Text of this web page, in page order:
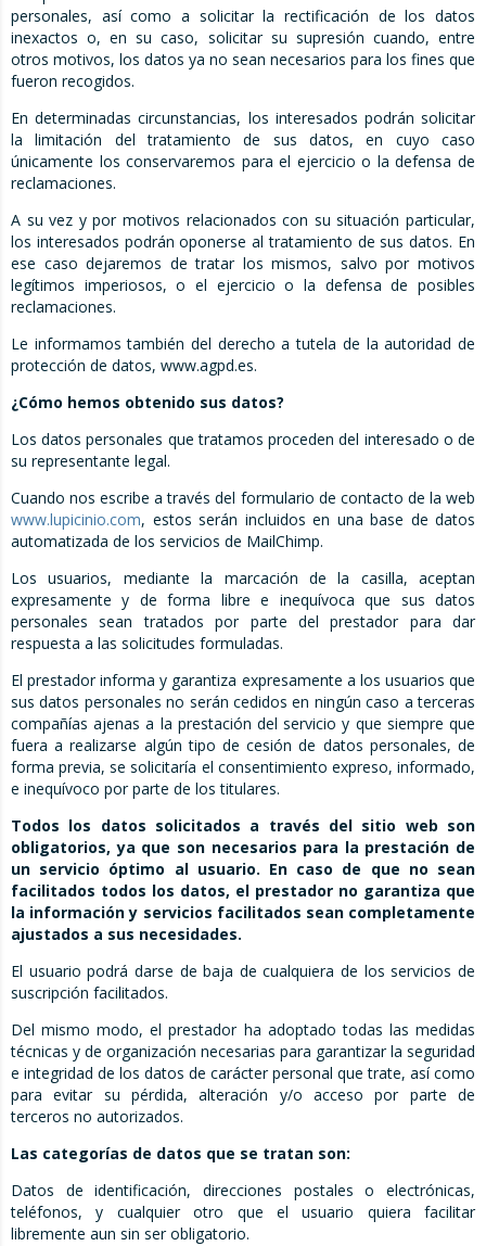
personales, así como a solicitar la rectificación de los datos
inexactos o, en su caso, solicitar su supresión cuando, entre
otros motivos, los datos ya no sean necesarios para los fines que
fueron recogidos.
En determinadas circunstancias, los interesados podrán solicitar
la limitación del tratamiento de sus datos, en cuyo caso
únicamente los conservaremos para el ejercicio o la defensa de
reclamaciones.
A su vez y por motivos relacionados con su situación particular,
los interesados podrán oponerse al tratamiento de sus datos. En
ese caso dejaremos de tratar los mismos, salvo por motivos
legítimos imperiosos, o el ejercicio o la defensa de posibles
reclamaciones.
Le informamos también del derecho a tutela de la autoridad de
protección de datos, www.agpd.es.
¿Cómo hemos obtenido sus datos?
Los datos personales que tratamos proceden del interesado o de
su representante legal.
Cuando nos escribe a través del formulario de contacto de la web
www.lupicinio.com, estos serán incluidos en una base de datos
automatizada de los servicios de MailChimp.
Los usuarios, mediante la marcación de la casilla, aceptan
expresamente y de forma libre e inequívoca que sus datos
personales sean tratados por parte del prestador para dar
respuesta a las solicitudes formuladas.
El prestador informa y garantiza expresamente a los usuarios que
sus datos personales no serán cedidos en ningún caso a terceras
compañías ajenas a la prestación del servicio y que siempre que
fuera a realizarse algún tipo de cesión de datos personales, de
forma previa, se solicitaría el consentimiento expreso, informado,
e inequívoco por parte de los titulares.
Todos los datos solicitados a través del sitio web son
obligatorios, ya que son necesarios para la prestación de
un servicio óptimo al usuario. En caso de que no sean
facilitados todos los datos, el prestador no garantiza que
la información y servicios facilitados sean completamente
ajustados a sus necesidades.
El usuario podrá darse de baja de cualquiera de los servicios de
suscripción facilitados.
Del mismo modo, el prestador ha adoptado todas las medidas
técnicas y de organización necesarias para garantizar la seguridad
e integridad de los datos de carácter personal que trate, así como
para evitar su pérdida, alteración y/o acceso por parte de
terceros no autorizados.
Las categorías de datos que se tratan son:
Datos de identificación, direcciones postales o electrónicas,
teléfonos, y cualquier otro que el usuario quiera facilitar
libremente aun sin ser obligatorio.